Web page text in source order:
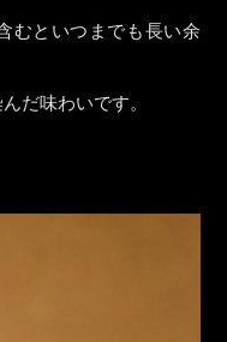
むといつまでも長い余
だ味わいです。